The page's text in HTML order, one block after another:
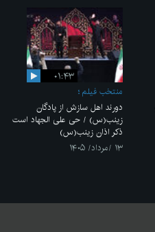
۰۱:۴۳
منتخب فیلم
دورند اهل سازش از پادگان
زینب(س) / حی علی الجهاد است
ذکر اذان زینب(س)
۱۳ /مرداد/ ۱۴۰۵